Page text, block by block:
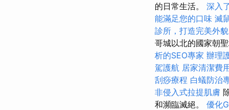
的日常生活。 深入
能滿足您的口味 滅
診所，打造完美外貌
哥城以北的國家朝
析的SEO專家 辦理
駕護航 居家清潔費
刮痧療程 白蟻防治
非侵入式拉提肌膚
和瀕臨滅絕。 優化